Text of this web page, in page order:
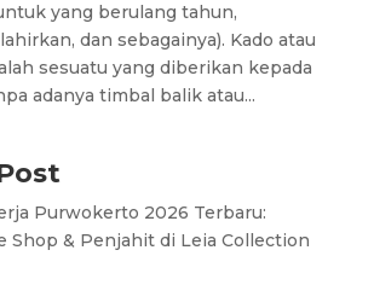
yang berulang tahun,
dan sebagainya). Kado atau
sesuatu yang diberikan kepada
adanya timbal balik atau...
Purwokerto 2026 Terbaru:
Shop & Penjahit di Leia Collection